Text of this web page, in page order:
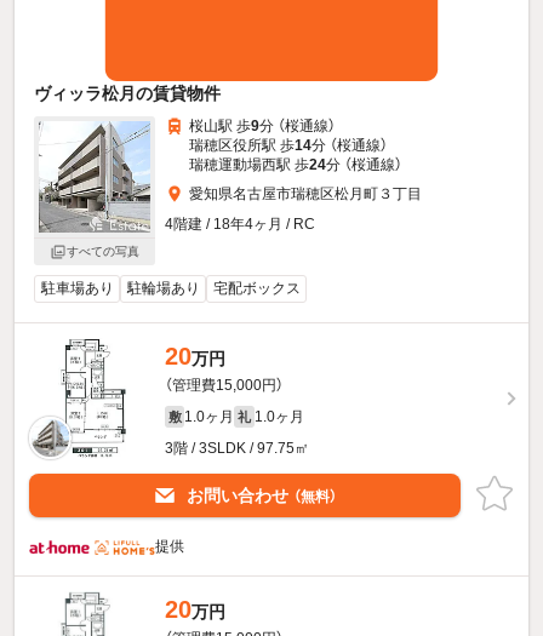
ヴィッラ松月の賃貸物件
すべての写真
桜山駅 歩9分 （桜通線）
瑞穂区役所駅 歩14分 （桜通線）
瑞穂運動場西駅 歩24分 （桜通線）
愛知県名古屋市瑞穂区松月町３丁目
4階建 / 18年4ヶ月 / RC
駐車場あり 駐輪場あり 宅配ボックス
20万円
（管理費15,000円）
敷 1.0ヶ月 礼 1.0ヶ月
3階 / 3SLDK / 97.75㎡
お問い合わせ （無料）
提供
20万円